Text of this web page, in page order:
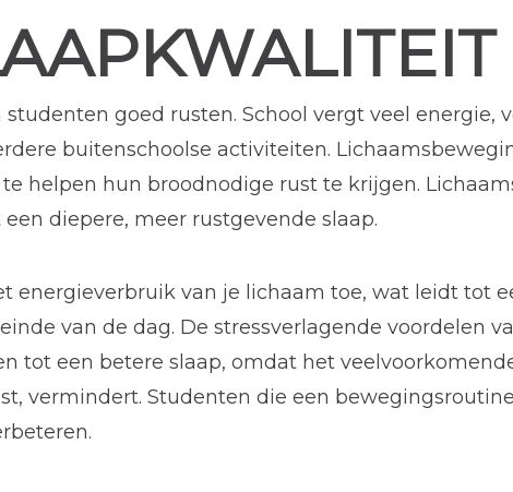
goed rusten. School vergt veel energie,
buitenschoolse activiteiten.
helpen hun broodnodige rust te krijgen.
diepere, meer rustgevende slaap.
energieverbruik van je lichaam toe, wat leidt tot
van de dag. De stressverlagende voordelen
tot een betere slaap, omdat het
vermindert. Studenten die een